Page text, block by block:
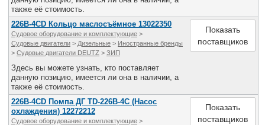
Все службы
также её стоимость.
226В-4CD Кольцо маслосъёмное 13022350
Судовое оборудование и комплектующие >
Судовые двигатели > Дизельные > Иностранные бренды
> Судовые двигатели DEUTZ > ЗИП
Здесь вы можете узнать, кто поставляет
данную позицию, имеется ли она в наличии, а
также её стоимость.
Показать
поставщиков
226В-4CD Помпа ДГ TD-226B-4C (Насос
охлаждения) 12272212
Судовое оборудование и комплектующие >
Показать
поставщиков